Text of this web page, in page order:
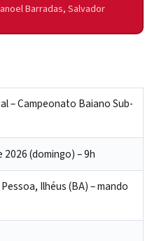
Barradas, Salvador
– Campeonato Baiano Sub-
2026 (domingo) – 9h
Ilhéus (BA) – mando